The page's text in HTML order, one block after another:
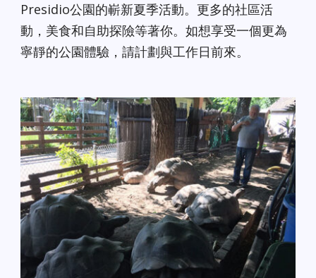
Presidio公園的嶄新夏季活動。更多的社區活
動，美食和自助探險等著你。如想享受一個更為
寧靜的公園體驗，請計劃與工作日前來。